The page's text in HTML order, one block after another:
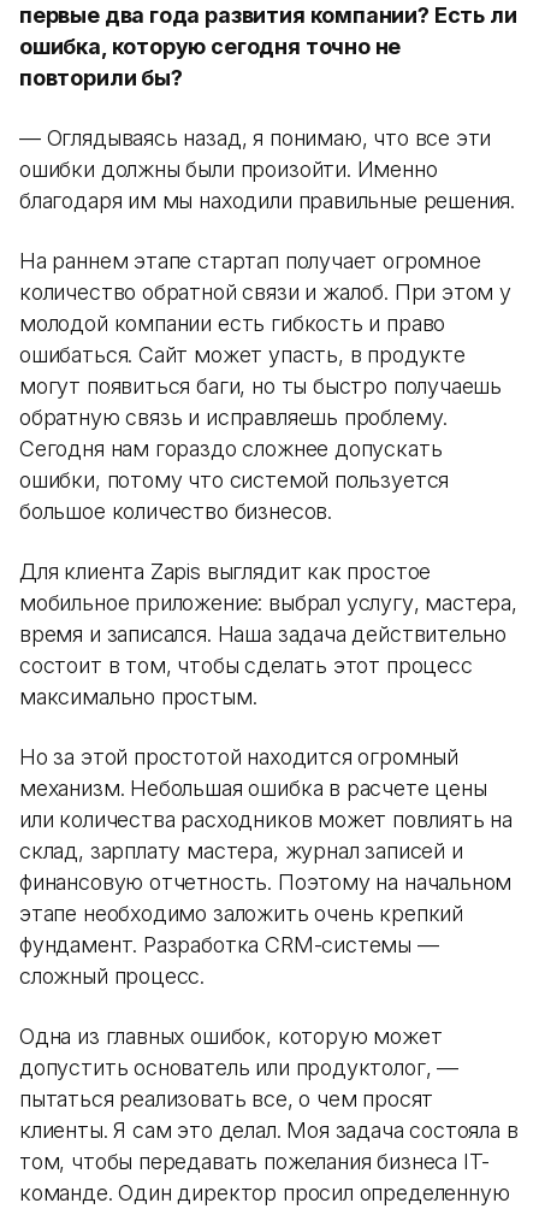
первые два года развития компании? Есть ли
ошибка, которую сегодня точно не
повторили бы?
— Оглядываясь назад, я понимаю, что все эти
ошибки должны были произойти. Именно
благодаря им мы находили правильные решения.
На раннем этапе стартап получает огромное
количество обратной связи и жалоб. При этом у
молодой компании есть гибкость и право
ошибаться. Сайт может упасть, в продукте
могут появиться баги, но ты быстро получаешь
обратную связь и исправляешь проблему.
Сегодня нам гораздо сложнее допускать
ошибки, потому что системой пользуется
большое количество бизнесов.
Для клиента Zapis выглядит как простое
мобильное приложение: выбрал услугу, мастера,
время и записался. Наша задача действительно
состоит в том, чтобы сделать этот процесс
максимально простым.
Но за этой простотой находится огромный
механизм. Небольшая ошибка в расчете цены
или количества расходников может повлиять на
склад, зарплату мастера, журнал записей и
финансовую отчетность. Поэтому на начальном
этапе необходимо заложить очень крепкий
фундамент. Разработка CRM-системы —
сложный процесс.
Одна из главных ошибок, которую может
допустить основатель или продуктолог, —
пытаться реализовать все, о чем просят
клиенты. Я сам это делал. Моя задача состояла в
том, чтобы передавать пожелания бизнеса IT-
команде. Один директор просил определенную